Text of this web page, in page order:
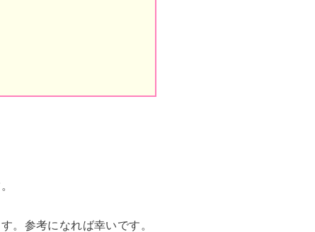
。参考になれば幸いです。